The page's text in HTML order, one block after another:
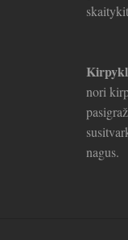
nori
nagus.